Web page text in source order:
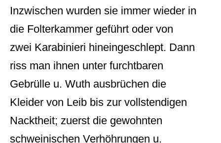
Inzwischen wurden sie immer wieder in
die Folterkammer geführt oder von
zwei Karabinieri hineingeschlept. Dann
riss man ihnen unter furchtbaren
Gebrülle u. Wuth ausbrüchen die
Kleider von Leib bis zur vollstendigen
Nacktheit; zuerst die gewohnten
schweinischen Verhöhrungen u.